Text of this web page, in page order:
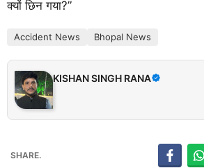
क्यों छिन गया?”
Accident News Bhopal News
KISHAN SINGH RANA
SHARE.